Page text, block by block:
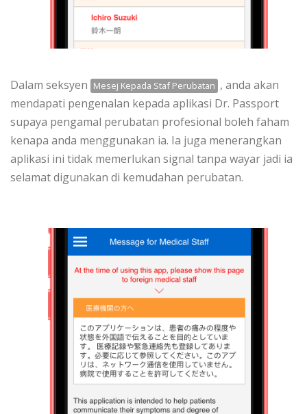
Dalam seksyen Mesej Kepada Staf Perubatan , anda akan
mendapati pengenalan kepada aplikasi Dr. Passport
supaya pengamal perubatan profesional boleh faham
kenapa anda menggunakan ia. Ia juga menerangkan
aplikasi ini tidak memerlukan signal tanpa wayar jadi ia
selamat digunakan di kemudahan perubatan.